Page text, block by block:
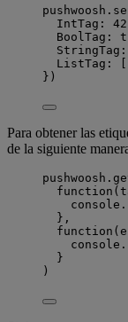
pushwoosh .
IntTag: 42
BoolTag:
StringTag:
ListTag: [
})
Para obtener las
de la siguiente
pushwoosh .
function (
console .
},
function (
console .
}
)